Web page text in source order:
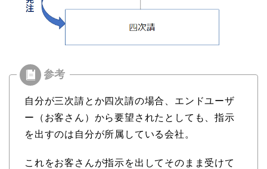
自分が三次請とか四次請の場合、エンドユーザ
ー（お客さん）から要望されたとしても、指示
を出すのは自分が所属している会社。
これをお客さんが指示を出してそのまま受けて